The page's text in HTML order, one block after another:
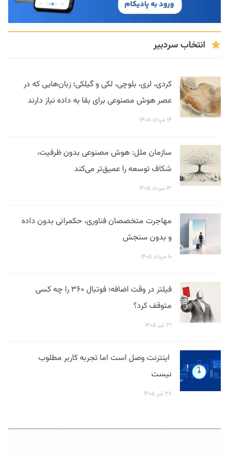
انتخاب سردبیر
کردی، لری، بلوچی، لکی و گیلکی؛ زبان‌هایی که در
عصر هوش مصنوعی برای بقا به داده نیاز دارند
۱۴ مرداد ۱۴۰۵
سازمان ملل: هوش مصنوعی بدون ظرفیت،
شکاف توسعه را عمیق‌تر می‌کند
۱۳ مرداد ۱۴۰۵
مهاجرت متخصصان فناوری، حکمرانی بدون داده
و بدون سنجش
۱۰ مرداد ۱۴۰۵
فیلتر در وقت اضافه؛ فوتبال ۳۶۰ را چه کسی
متوقف کرد؟
۳۱ تیر ۱۴۰۵
اینترنت وصل است اما تجربه کاربر مطلوب
نیست
۲۸ تیر ۱۴۰۵